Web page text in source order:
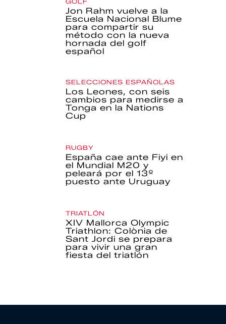
Jon Rahm vuelve a la
Escuela Nacional Blume
para compartir su
método con la nueva
hornada del golf
español
SELECCIONES ESPAÑOLAS
Los Leones, con seis
cambios para medirse a
Tonga en la Nations
Cup
RUGBY
España cae ante Fiyi en
el Mundial M20 y
peleará por el 13º
puesto ante Uruguay
TRIATLÓN
XIV Mallorca Olympic
Triathlon: Colònia de
Sant Jordi se prepara
para vivir una gran
fiesta del triatlón